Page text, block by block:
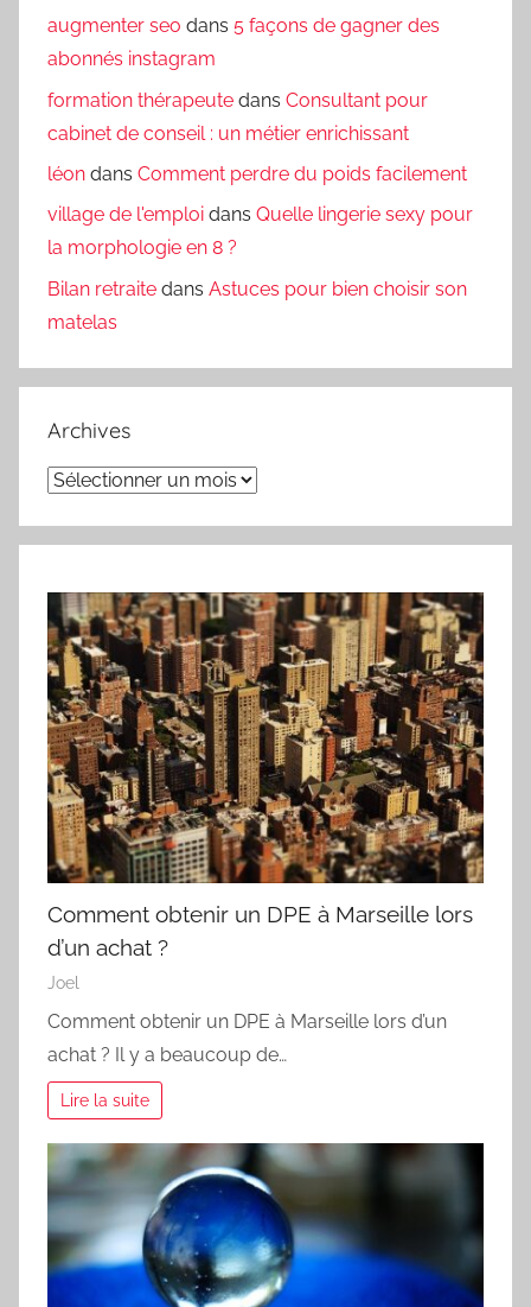
augmenter seo dans 5 façons de gagner des
abonnés instagram
formation thérapeute dans Consultant pour
cabinet de conseil : un métier enrichissant
léon dans Comment perdre du poids facilement
village de l'emploi dans Quelle lingerie sexy pour
la morphologie en 8 ?
Bilan retraite dans Astuces pour bien choisir son
matelas
Archives
Archives
Comment obtenir un DPE à Marseille lors
d’un achat ?
Joel
Comment obtenir un DPE à Marseille lors d’un
achat ? Il y a beaucoup de…
Lire la suite